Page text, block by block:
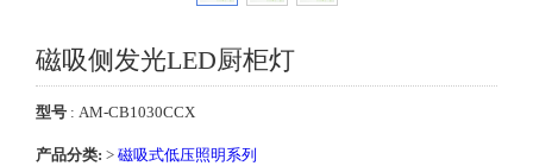
磁吸侧发光LED厨柜灯
型号 : AM-CB1030CCX
产品分类: > 磁吸式低压照明系列